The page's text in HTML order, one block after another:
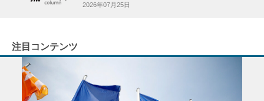
2026年07月25日
注目コンテンツ